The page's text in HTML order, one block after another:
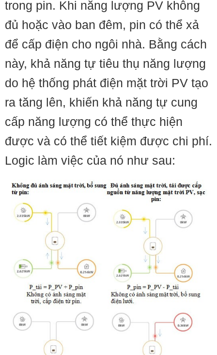
trong pin. Khi năng lượng PV không
đủ hoặc vào ban đêm, pin có thể xả
để cấp điện cho ngôi nhà. Bằng cách
này, khả năng tự tiêu thụ năng lượng
do hệ thống phát điện mặt trời PV tạo
ra tăng lên, khiến khả năng tự cung
cấp năng lượng có thể thực hiện
được và có thể tiết kiệm được chi phí.
Logic làm việc của nó như sau: